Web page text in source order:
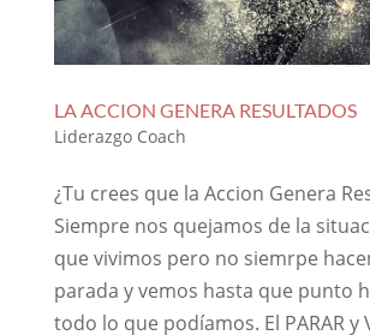
LA ACCION GENERA RESULTADOS
Liderazgo Coach
¿Tu crees que la Accion Genera
Siempre nos quejamos de la
que vivimos pero no siemrpe
parada y vemos hasta que punto
todo lo que podíamos. El PARAR y